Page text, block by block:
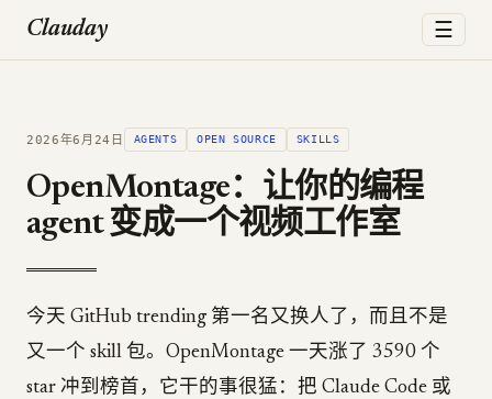
Clauday ☰
2026年6月24日 AGENTS OPEN SOURCE SKILLS
OpenMontage：让你的编程
agent 变成一个视频工作室
今天 GitHub trending 第一名又换人了，而且不是
又一个 skill 包。OpenMontage 一天涨了 3590 个
star 冲到榜首，它干的事很猛：把 Claude Code 或